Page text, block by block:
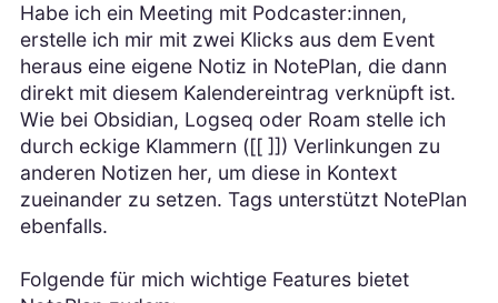
Habe ich ein Meeting mit Podcaster:innen,
erstelle ich mir mit zwei Klicks aus dem Event
heraus eine eigene Notiz in NotePlan, die dann
direkt mit diesem Kalendereintrag verknüpft ist.
Wie bei Obsidian, Logseq oder Roam stelle ich
durch eckige Klammern ([[ ]]) Verlinkungen zu
anderen Notizen her, um diese in Kontext
zueinander zu setzen. Tags unterstützt NotePlan
ebenfalls.
Folgende für mich wichtige Features bietet